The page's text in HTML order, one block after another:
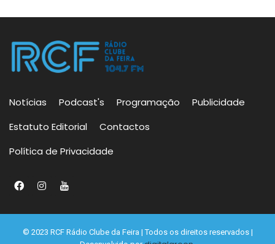
Notícias Podcast's Programação
Publicidade
Estatuto Editorial
Contactos
Política de Privacidade
© 2023 RCF Rádio Clube da Feira | Todos os direitos reservados |